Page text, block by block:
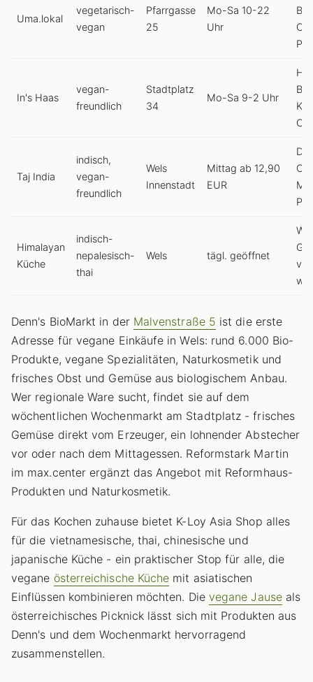
Uma.lokal
vegetarisch-
vegan
Pfarrgasse
25
Mo-Sa 10-22
Uhr
In's Haas
vegan-
freundlich
Stadtplatz
34
Mo-Sa 9-2 Uhr
Taj India
indisch,
vegan-
freundlich
Wels
Innenstadt
Mittag ab 12,90
EUR
Dal,
Himalayan
Küche
indisch-
nepalesisch-
thai
Wels tägl. geöffnet
Denn's BioMarkt in der Malvenstraße 5 ist die erste
Adresse für vegane Einkäufe in Wels: rund 6.000 Bio-
Produkte, vegane Spezialitäten, Naturkosmetik und
frisches Obst und Gemüse aus biologischem Anbau.
Wer regionale Ware sucht, findet sie auf dem
wöchentlichen Wochenmarkt am Stadtplatz - frisches
Gemüse direkt vom Erzeuger, ein lohnender Abstecher
vor oder nach dem Mittagessen. Reformstark Martin
im max.center ergänzt das Angebot mit Reformhaus-
Produkten und Naturkosmetik.
Für das Kochen zuhause bietet K-Loy Asia Shop alles
für die vietnamesische, thai, chinesische und
japanische Küche - ein praktischer Stop für alle, die
vegane österreichische Küche mit asiatischen
Einflüssen kombinieren möchten. Die vegane Jauseals
österreichisches Picknick lässt sich mit Produkten aus
Denn's und dem Wochenmarkt hervorragend
zusammenstellen.